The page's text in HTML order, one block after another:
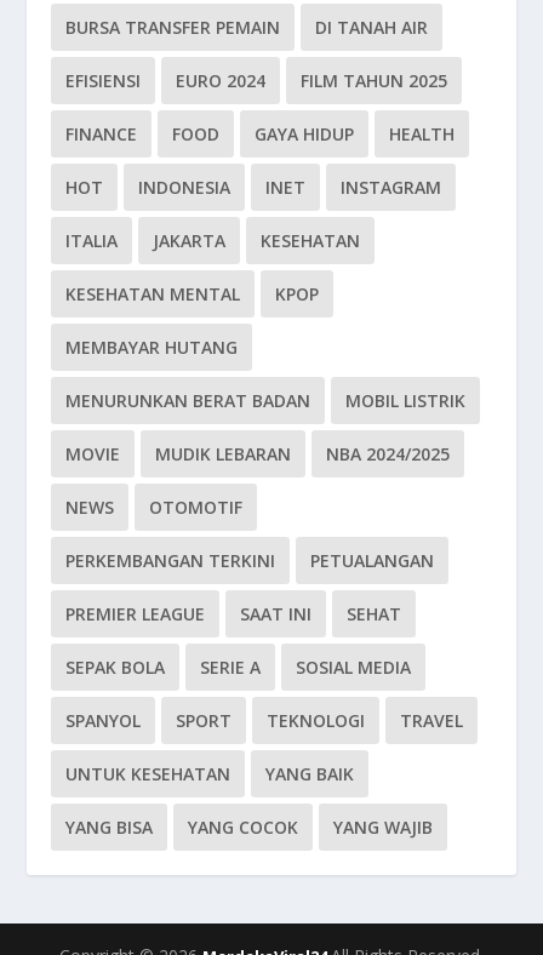
BURSA TRANSFER PEMAIN DI TANAH AIR
EFISIENSI EURO 2024 FILM TAHUN 2025
FINANCE FOOD GAYA HIDUP HEALTH
HOT INDONESIA INET INSTAGRAM
ITALIA JAKARTA KESEHATAN
KESEHATAN MENTAL KPOP
MEMBAYAR HUTANG
MENURUNKAN BERAT BADAN MOBIL LISTRIK
MOVIE MUDIK LEBARAN NBA 2024/2025
NEWS OTOMOTIF
PERKEMBANGAN TERKINI PETUALANGAN
PREMIER LEAGUE SAAT INI SEHAT
SEPAK BOLA SERIE A SOSIAL MEDIA
SPANYOL SPORT TEKNOLOGI TRAVEL
UNTUK KESEHATAN YANG BAIK
YANG BISA YANG COCOK YANG WAJIB